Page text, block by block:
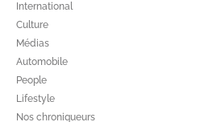
International
Culture
Médias
Automobile
People
Lifestyle
Nos chroniqueurs